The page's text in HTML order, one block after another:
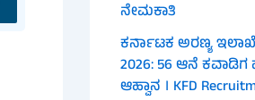
ನೇಮಕಾತಿ
ಕರ್ನಾಟಕ ಅರಣ್ಯ
2026: 56 ಆನೆ ಕವಾಡಿಗ
ಆಹ್ವಾನ । KFD